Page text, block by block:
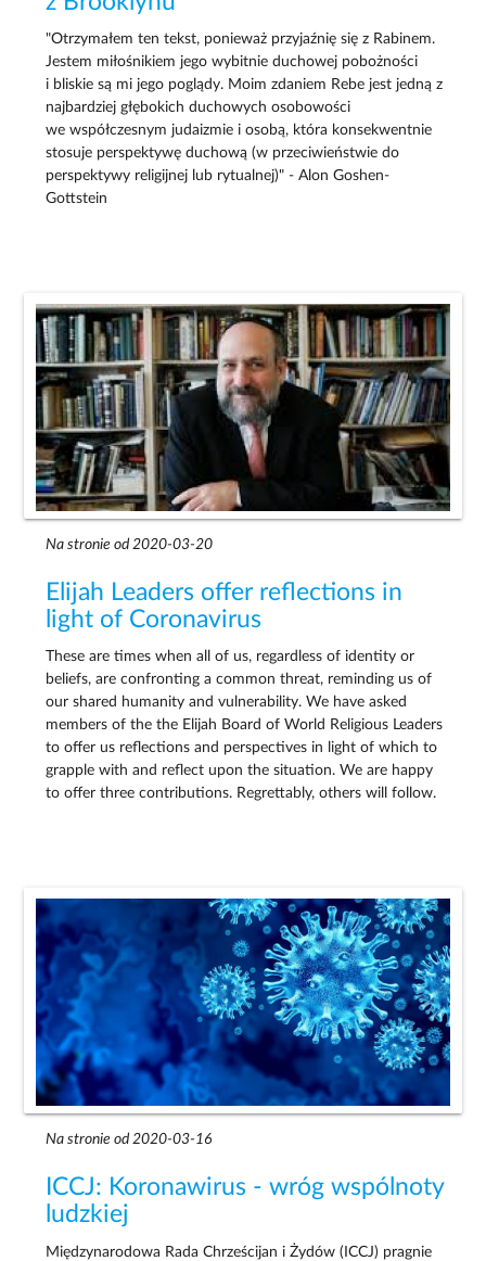
"Otrzymałem ten tekst, ponieważ przyjaźnię się z Rabinem.
Jestem miłośnikiem jego wybitnie duchowej pobożności
i bliskie są mi jego poglądy. Moim zdaniem Rebe jest jedną z
najbardziej głębokich duchowych osobowości
we współczesnym judaizmie i osobą, która konsekwentnie
stosuje perspektywę duchową (w przeciwieństwie do
perspektywy religijnej lub rytualnej)" - Alon Goshen-
Gottstein
Na stronie od 2020-03-20
Elijah Leaders offer reflections in
light of Coronavirus
These are times when all of us, regardless of identity or
beliefs, are confronting a common threat, reminding us of
our shared humanity and vulnerability. We have asked
members of the the Elijah Board of World Religious Leaders
to offer us reflections and perspectives in light of which to
grapple with and reflect upon the situation. We are happy
to offer three contributions. Regrettably, others will follow.
Na stronie od 2020-03-16
ICCJ: Koronawirus - wróg wspólnoty
ludzkiej
Międzynarodowa Rada Chrześcijan i Żydów (ICCJ) pragnie